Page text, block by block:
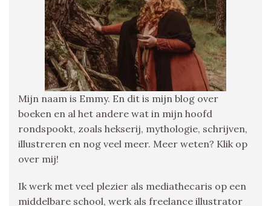
Mijn naam is Emmy. En dit is mijn blog over
boeken en al het andere wat in mijn hoofd
rondspookt, zoals hekserij, mythologie, schrijven,
illustreren en nog veel meer. Meer weten? Klik op
over mij!
Ik werk met veel plezier als mediathecaris op een
middelbare school, werk als freelance illustrator